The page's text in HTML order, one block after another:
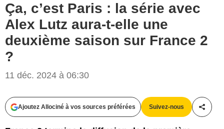
Ça, c’est Paris : la série avec
Alex Lutz aura-t-elle une
deuxième saison sur France 2
?
11 déc. 2024 à 06:30
Ajoutez Allociné à vos sources préférées Suivez-nous